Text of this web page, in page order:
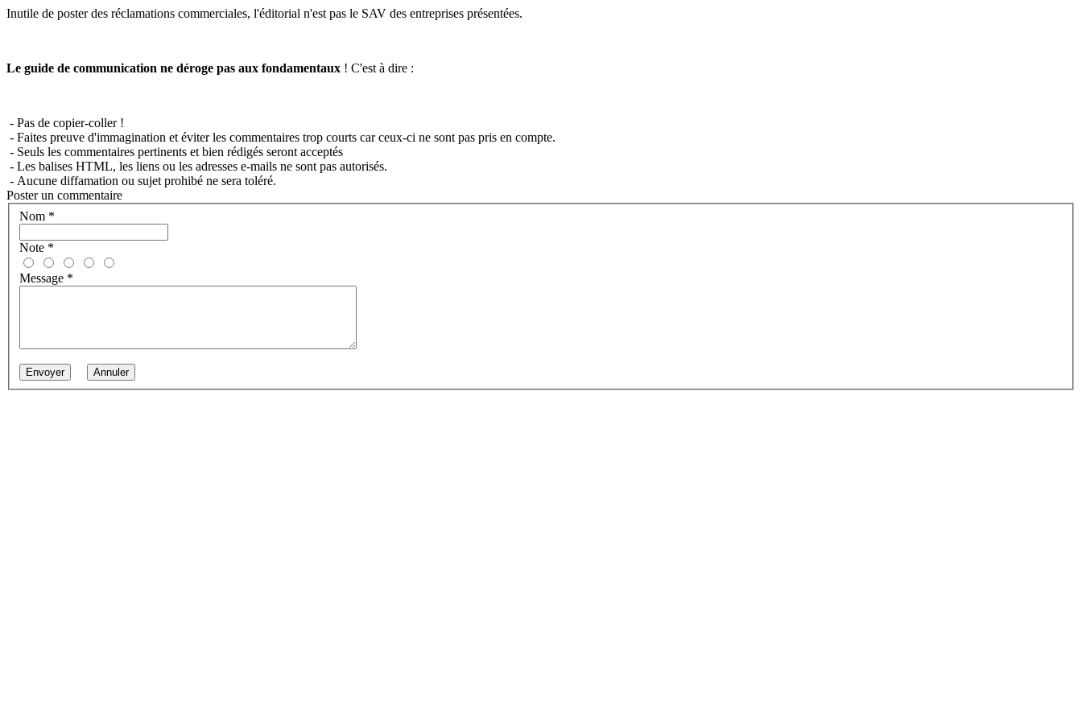
Inutile de poster des réclamations commerciales, l'éditorial n'est pas le SAV des entreprises présentées.
Le guide de communication ne déroge pas aux fondamentaux ! C'est à dire :
- Pas de copier-coller !
- Faites preuve d'immagination et éviter les commentaires trop courts car ceux-ci ne sont pas pris en compte.
- Seuls les commentaires pertinents et bien rédigés seront acceptés
- Les balises HTML, les liens ou les adresses e-mails ne sont pas autorisés.
- Aucune diffamation ou sujet prohibé ne sera toléré.
Poster un commentaire
Nom *
Note *
Message *